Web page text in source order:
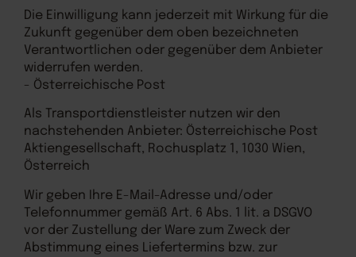
Die Einwilligung kann jederzeit mit Wirkung für die
Zukunft gegenüber dem oben bezeichneten
Verantwortlichen oder gegenüber dem Anbieter
widerrufen werden.
- Österreichische Post
Als Transportdienstleister nutzen wir den
nachstehenden Anbieter: Österreichische Post
Aktiengesellschaft, Rochusplatz 1, 1030 Wien,
Österreich
Wir geben Ihre E-Mail-Adresse und/oder
Telefonnummer gemäß Art. 6 Abs. 1 lit. a DSGVO
vor der Zustellung der Ware zum Zweck der
Abstimmung eines Liefertermins bzw. zur